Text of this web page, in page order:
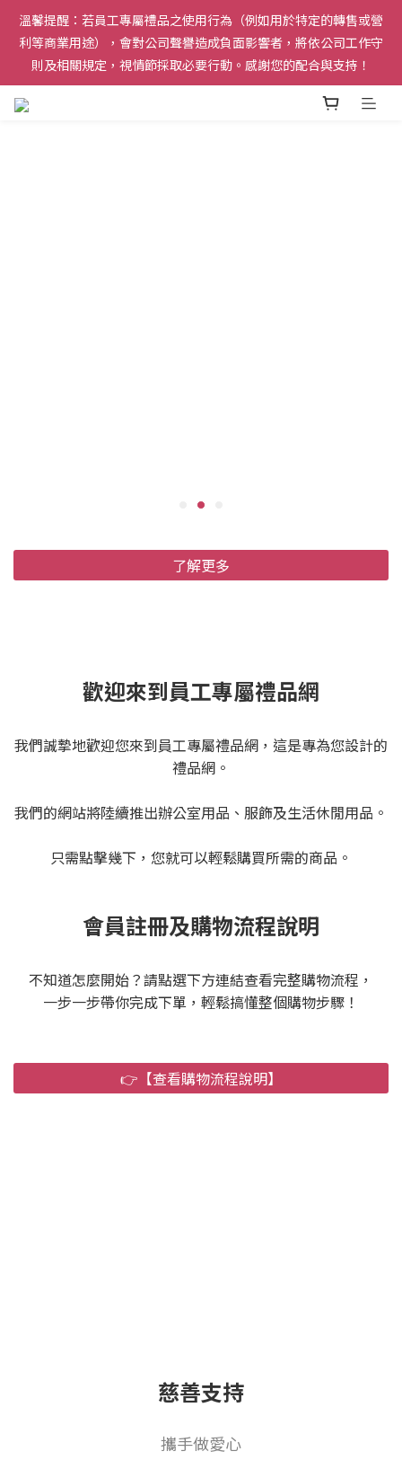
請務必使用私人 Email 註冊，確保能順利收到驗證信。本網站僅
限台積電在職員工購買。離職員工及留職停薪人員均不具購買資
格，未符合資格之訂單將由系統自動取消。
溫馨提醒：若員工專屬禮品之使用行為（例如用於特定的轉售或營
利等商業用途），會對公司聲譽造成負面影響者，將依公司工作守
則及相關規定，視情節採取必要行動。感謝您的配合與支持！
請務必使用私人 Email 註冊，確保能順利收到驗證信。本網站僅
了解更多
歡迎來到員工專屬禮品網
我們誠摯地歡迎您來到員工專屬禮品網，這是專為您設計的
禮品網。
我們的網站將陸續推出辦公室用品、服飾及生活休閒用品。
只需點擊幾下，您就可以輕鬆購買所需的商品。
會員註冊及購物流程說明
不知道怎麼開始？請點選下方連結查看完整購物流程，
一步一步帶你完成下單，輕鬆搞懂整個購物步驟！
👉【查看購物流程說明】
慈善支持
攜手做愛心